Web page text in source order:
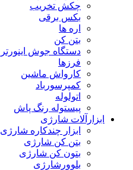
چکش تخریب
بکس برقی
اره ها
بتن کن
دستگاه جوش اینورتر
فرزها
کارواش ماشین
کمپرسورباد
اتولوله
پیستوله رنگ پاش
ابزارآلات شارژی
ابزار چندکاره شارژی
بتن کن شارژی
بتون کن شارژی
بلوورشارژی